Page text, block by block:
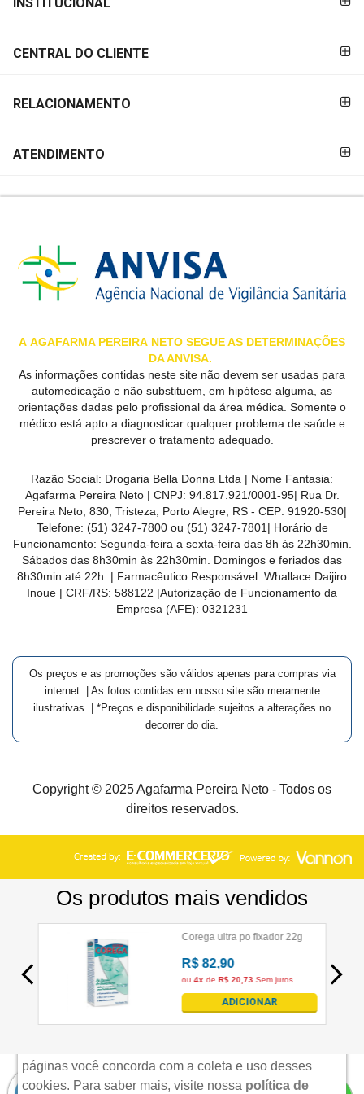
&
OFERTAS
ATENDIMENTO
LOCALIZAÇÃO
CENTRAL
DE
ATENDIMENTO
MAIS
PRÓXIMA
DO
CLIENTE
PAGAMENTO
CENTRAL DO CLIENTE
RELACIONAMENTO
ATENDIMENTO
A AGAFARMA PEREIRA NETO SEGUE AS DETERMINAÇÕES
DA ANVISA.
As informações contidas neste site não devem ser usadas para
automedicação e não substituem, em hipótese alguma, as
orientações dadas pelo profissional da área médica. Somente o
médico está apto a diagnosticar qualquer problema de saúde e
prescrever o tratamento adequado.
Razão Social: Drogaria Bella Donna Ltda | Nome Fantasia:
Agafarma Pereira Neto | CNPJ: 94.817.921/0001-95| Rua Dr.
Pereira Neto, 830, Tristeza, Porto Alegre, RS - CEP: 91920-530|
Telefone: (51) 3247-7800 ou (51) 3247-7801 | Horário de
Funcionamento: Segunda-feira a sexta-feira das 8h às 22h30min.
Sábados das 8h30min às 22h30min. Domingos e feriados das
8h30min até 22h. | Farmacêutico Responsável: Whallace Daijiro
Inoue | CRF/RS: 588122 |Autorização de Funcionamento da
Empresa (AFE): 0321231
Os preços e as promoções são válidos apenas para compras via
internet. | As fotos contidas em nosso site são meramente
ilustrativas. | *Preços e disponibilidade sujeitos a alterações no
decorrer do dia.
Copyright © 2025 Agafarma Pereira Neto - Todos os
direitos reservados.
Aviso de uso de cookies
Nós utilizamos cookies para possibilitar e aprimorar
páginas você concorda com a coleta e uso desses
cookies. Para saber mais, visite nossa política de